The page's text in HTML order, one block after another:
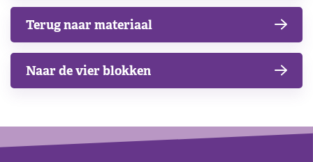
Terug naar materiaal
Naar de vier blokken